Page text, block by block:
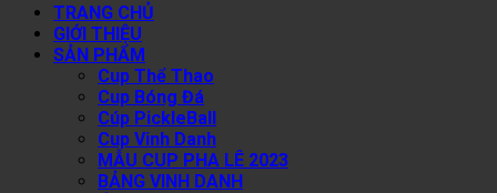
TRANG CHỦ
GIỚI THIỆU
SẢN PHẨM
Cup Thể Thao
Cup Bóng Đá
Cúp PickleBall
Cup Vinh Danh
MẪU CUP PHA LÊ 2023
BẢNG VINH DANH